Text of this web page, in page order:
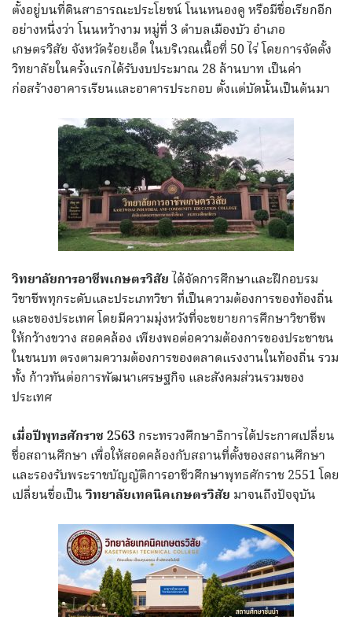
ตั้งอยู่บนที่ดินสาธารณะประโยชน์ โนนหนองคู หรือมีชื่อเรียกอีก
อย่างหนึ่งว่า โนนหว้างาม หมู่ที่ 3 ตำบลเมืองบัว อำเภอ
เกษตรวิสัย จังหวัดร้อยเอ็ด ในบริเวณเนื้อที่ 50 ไร่ โดยการจัดตั้ง
วิทยาลัยในครั้งแรกได้รับงบประมาณ 28 ล้านบาท เป็นค่า
ก่อสร้างอาคารเรียนและอาคารประกอบ ตั้งแต่บัดนั้นเป็นต้นมา
วิทยาลัยการอาชีพเกษตรวิสัย ได้จัดการศึกษาและฝึกอบรม
วิชาชีพทุกระดับและประเภทวิชา ที่เป็นความต้องการของท้องถิ่น
และของประเทศ โดยมีความมุ่งหวังที่จะขยายการศึกษาวิชาชีพ
ให้กว้างขวาง สอดคล้อง เพียงพอต่อความต้องการของประชาชน
ในชนบท ตรงตามความต้องการของตลาดแรงงานในท้องถิ่น รวม
ทั้ง ก้าวทันต่อการพัฒนาเศรษฐกิจ และสังคมส่วนรวมของ
ประเทศ
เมื่อปีพุทธศักราช 2563 กระทรวงศึกษาธิการได้ประกาศเปลี่ยน
ชื่อสถานศึกษา เพื่อให้สอดคล้องกับสถานที่ตั้งของสถานศึกษา
และรองรับพระราชบัญญัติการอาชีวศึกษาพุทธศักราช 2551 โดย
เปลี่ยนชื่อเป็น วิทยาลัยเทคนิคเกษตรวิสัย มาจนถึงปัจจุบัน